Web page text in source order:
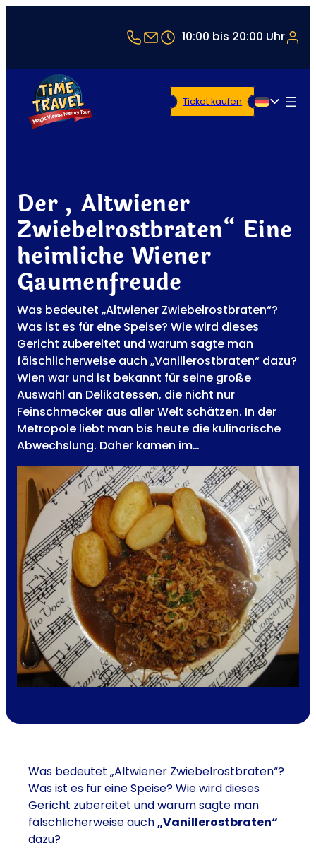
+43 1 5321514
office@timetravel-
10:00 bis 20:00 Uhr
Deutsch
Ticket kaufen
Der „Altwiener
Zwiebelrostbraten“ Eine
heimliche Wiener
Gaumenfreude
Was bedeutet „Altwiener Zwiebelrostbraten“?
Was ist es für eine Speise? Wie wird dieses
Gericht zubereitet und warum sagte man
fälschlicherweise auch „Vanillerostbraten“ dazu?
Wien war und ist bekannt für seine große
Auswahl an Delikatessen, die nicht nur
Feinschmecker aus aller Welt schätzen. In der
Metropole liebt man bis heute die kulinarische
Abwechslung. Daher kamen im…
Was bedeutet „Altwiener Zwiebelrostbraten“?
Was ist es für eine Speise? Wie wird dieses
Gericht zubereitet und warum sagte man
fälschlicherweise auch „Vanillerostbraten“
dazu?